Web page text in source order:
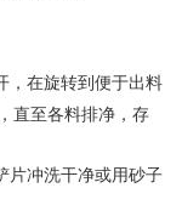
，在旋转到便于出料
直至各料排净，存
片冲洗干净或用砂子